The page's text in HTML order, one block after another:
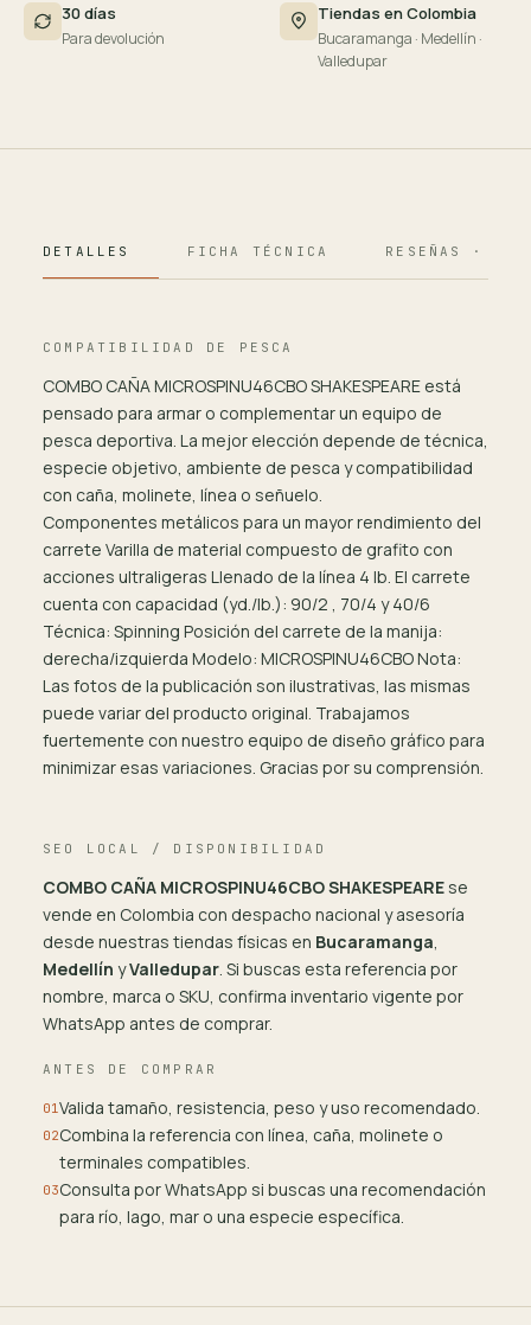
30 días
Para devolución
Tiendas en Colombia
Bucaramanga · Medellín ·
Valledupar
DETALLES FICHA TÉCNICA RESEÑAS · 124
COMPATIBILIDAD DE PESCA
COMBO CAÑA MICROSPINU46CBO SHAKESPEARE está
pensado para armar o complementar un equipo de
pesca deportiva. La mejor elección depende de técnica,
especie objetivo, ambiente de pesca y compatibilidad
con caña, molinete, línea o señuelo.
Componentes metálicos para un mayor rendimiento del
carrete Varilla de material compuesto de grafito con
acciones ultraligeras Llenado de la línea 4 lb. El carrete
cuenta con capacidad (yd./lb.): 90/2 , 70/4 y 40/6
Técnica: Spinning Posición del carrete de la manija:
derecha/izquierda Modelo: MICROSPINU46CBO Nota:
Las fotos de la publicación son ilustrativas, las mismas
puede variar del producto original. Trabajamos
fuertemente con nuestro equipo de diseño gráfico para
minimizar esas variaciones. Gracias por su comprensión.
SEO LOCAL / DISPONIBILIDAD
COMBO CAÑA MICROSPINU46CBO SHAKESPEARE se
vende en Colombia con despacho nacional y asesoría
desde nuestras tiendas físicas en Bucaramanga,
Medellín yValledupar. Si buscas esta referencia por
nombre, marca o SKU, confirma inventario vigente por
WhatsApp antes de comprar.
ANTES DE COMPRAR
01Valida tamaño, resistencia, peso y uso recomendado.
02Combina la referencia con línea, caña, molinete o
terminales compatibles.
03Consulta por WhatsApp si buscas una recomendación
para río, lago, mar o una especie específica.